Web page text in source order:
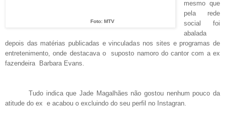
Foto: MTV
mesmo que
pela rede
social foi
abalada
depois das matérias publicadas e vinculadas nos sites e programas de
entretenimento, onde destacava o suposto namoro do cantor com a ex
fazendeira Barbara Evans.
Tudo indica que Jade Magalhães não gostou nenhum pouco da
atitude do ex e acabou o excluindo do seu perfil no Instagran.